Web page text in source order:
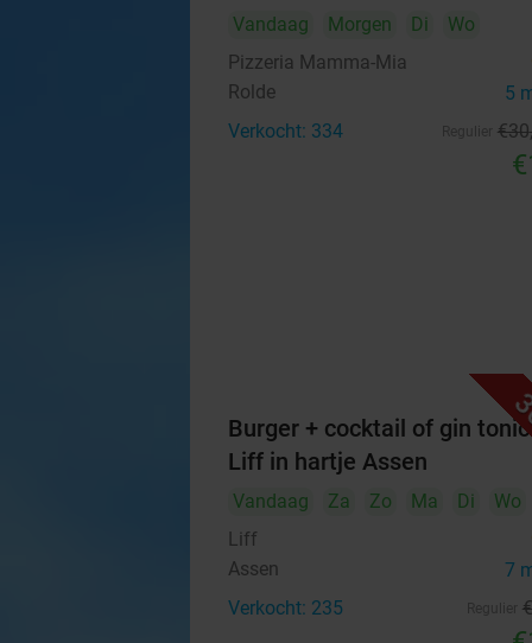
Vandaag Morgen Di
Wo
Pizzeria Mamma-Mia
Rolde 5
Verkocht: 334 €30
Burger + cocktail of gin
Liff in hartje Assen
Vandaag Za Zo Ma Di
Wo
Liff
Assen 7
Verkocht: 235